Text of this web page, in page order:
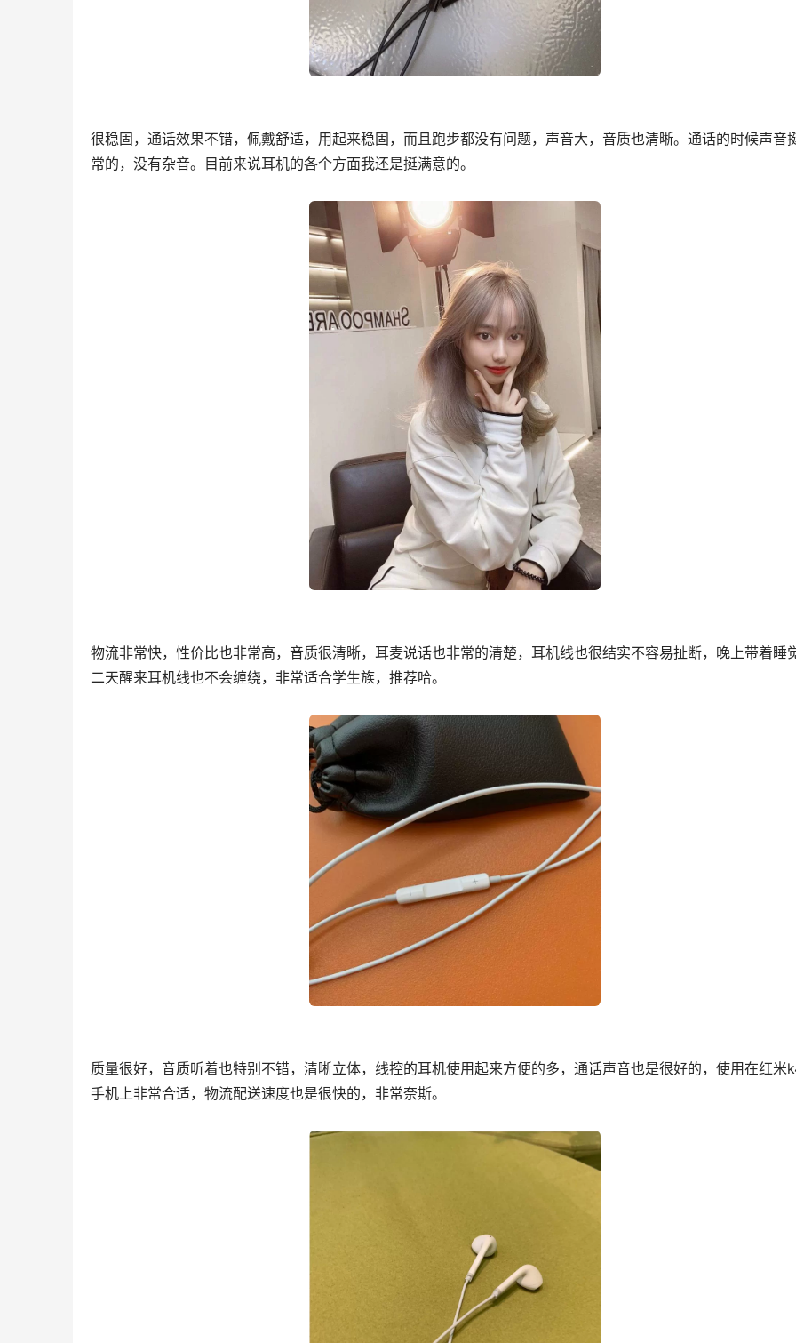
很稳固，通话效果不错，佩戴舒适，用起来稳固，而且跑步都没有问题，声音大，音质也清晰。通话的时候声音
常的，没有杂音。目前来说耳机的各个方面我还是挺满意的。
物流非常快，性价比也非常高，音质很清晰，耳麦说话也非常的清楚，耳机线也很结实不容易扯断，晚上带着睡
二天醒来耳机线也不会缠绕，非常适合学生族，推荐哈。
质量很好，音质听着也特别不错，清晰立体，线控的耳机使用起来方便的多，通话声音也是很好的，使用在红米
手机上非常合适，物流配送速度也是很快的，非常奈斯。